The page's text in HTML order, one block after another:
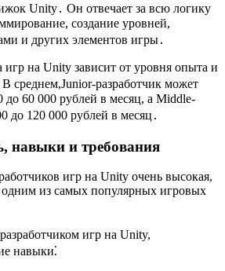
Unity․ Он отвечает за всю логику
создание уровней,
и других элементов игры․
игр на Unity зависит от уровня опыта и
среднем,Junior-разработчик может
до 60 000 рублей в месяц, а Middle-
до 120 000 рублей в месяц․
навыки и требования
игр на Unity очень высокая,
одним из самых популярных игровых
игр на Unity,
навыки⁚